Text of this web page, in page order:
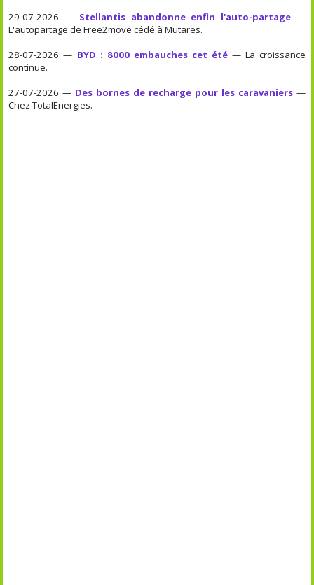
29-07-2026 — Stellantis abandonne enfin l'auto-partage—
L'autopartage de Free2move cédé à Mutares.
28-07-2026 — BYD : 8000 embauches cet été— La croissance
continue.
27-07-2026 — Des bornes de recharge pour les caravaniers—
Chez TotalEnergies.